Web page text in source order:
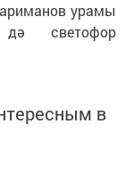
урамы
светофор
в